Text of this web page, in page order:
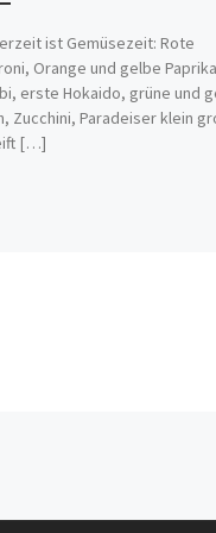
ist Gemüsezeit: Rote
Orange und gelbe
erste Hokaido, grüne und
Zucchini, Paradeiser klein
[…]